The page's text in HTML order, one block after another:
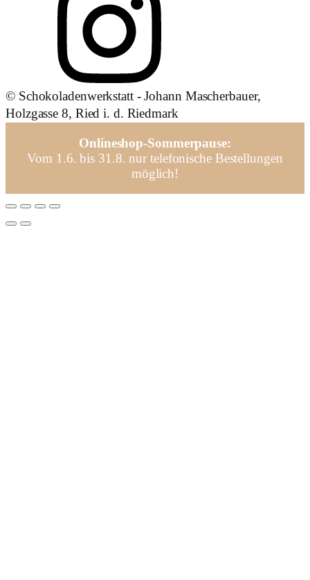
© Schokoladenwerkstatt - Johann Mascherbauer,
Holzgasse 8, Ried i. d. Riedmark
Onlineshop-Sommerpause:
Vom 1.6. bis 31.8. nur telefonische Bestellungen
möglich!